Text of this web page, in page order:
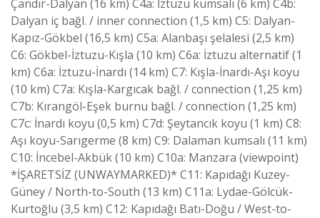
Çandır-Dalyan (16 km) C4a: İztuzu kumsalı (6 km) C4b:
Dalyan iç bağl. / inner connection (1,5 km) C5: Dalyan-
Kapız-Gökbel (16,5 km) C5a: Alanbaşı şelalesi (2,5 km)
C6: Gökbel-İztuzu-Kışla (10 km) C6a: İztuzu alternatif (1
km) C6a: İztuzu-İnardı (14 km) C7: Kışla-İnardı-Aşı koyu
(10 km) C7a: Kışla-Kargıcak bağl. / connection (1,25 km)
C7b: Kırangöl-Eşek burnu bağl. / connection (1,25 km)
C7c: İnardı koyu (0,5 km) C7d: Şeytancık koyu (1 km) C8:
Aşı koyu-Sarıgerme (8 km) C9: Dalaman kumsalı (11 km)
C10: İncebel-Akbük (10 km) C10a: Manzara (viewpoint)
*İŞARETSİZ (UNWAYMARKED)* C11: Kapıdağı Kuzey-
Güney / North-to-South (13 km) C11a: Lydae-Gölcük-
Kurtoğlu (3,5 km) C12: Kapıdağı Batı-Doğu / West-to-